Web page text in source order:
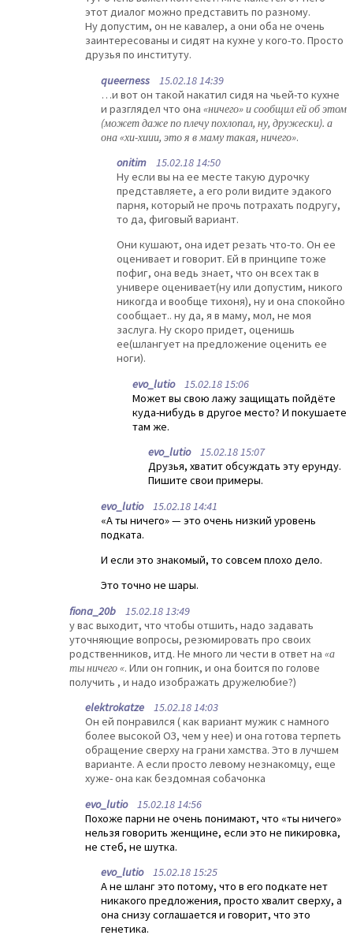
этот диалог можно представить по разному.
Ну допустим, он не кавалер, а они оба не очень
заинтересованы и сидят на кухне у кого-то. Просто
друзья по институту.
queerness 15.02.18 14:39
…и вот он такой накатил сидя на чьей-то кухне
и разглядел что она «ничего» и сообщил ей об этом
(может даже по плечу похлопал, ну, дружески). а
она «хи-хиии, это я в маму такая, ничего».
onitim 15.02.18 14:50
Ну если вы на ее месте такую дурочку
представляете, а его роли видите эдакого
парня, который не прочь потрахать подругу,
то да, фиговый вариант.
Они кушают, она идет резать что-то. Он ее
оценивает и говорит. Ей в принципе тоже
пофиг, она ведь знает, что он всех так в
универе оценивает(ну или допустим, никого
никогда и вообще тихоня), ну и она спокойно
сообщает.. ну да, я в маму, мол, не моя
заслуга. Ну скоро придет, оценишь
ее(шлангует на предложение оценить ее
ноги).
evo_lutio15.02.18 15:06
Может вы свою лажу защищать пойдёте
куда-нибудь в другое место? И покушаете
там же.
evo_lutio15.02.18 15:07
Друзья, хватит обсуждать эту ерунду.
Пишите свои примеры.
evo_lutio15.02.18 14:41
«А ты ничего» — это очень низкий уровень
подката.
И если это знакомый, то совсем плохо дело.
Это точно не шары.
fiona_20b 15.02.18 13:49
у вас выходит, что чтобы отшить, надо задавать
уточняющие вопросы, резюмировать про своих
родственников, итд. Не много ли чести в ответ на «а
ты ничего «. Или он гопник, и она боится по голове
получить , и надо изображать дружелюбие?)
elektrokatze 15.02.18 14:03
Он ей понравился ( как вариант мужик с намного
более высокой ОЗ, чем у нее) и она готова терпеть
обращение сверху на грани хамства. Это в лучшем
варианте. А если просто левому незнакомцу, еще
хуже- она как бездомная собачонка
evo_lutio15.02.18 14:56
Похоже парни не очень понимают, что «ты ничего»
нельзя говорить женщине, если это не пикировка,
не стеб, не шутка.
evo_lutio15.02.18 15:25
А не шланг это потому, что в его подкате нет
никакого предложения, просто хвалит сверху, а
она снизу соглашается и говорит, что это
генетика.